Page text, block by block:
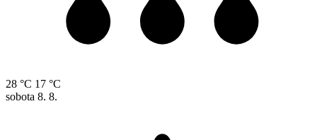
28 °C 17 °C
sobota 8. 8.